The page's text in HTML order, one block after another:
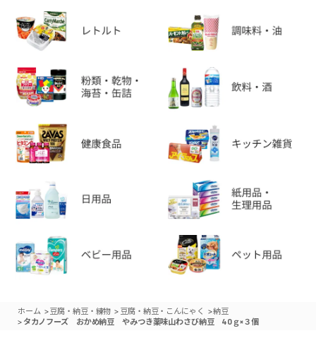
ホーム >豆腐・納豆・練物 > 豆腐・納豆・こんにゃく >納豆
> タカノフーズ おかめ納豆 やみつき薬味山わさび納豆 40ｇ×３個